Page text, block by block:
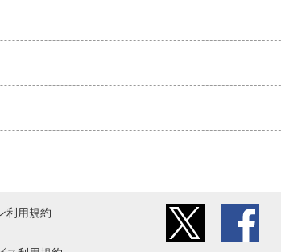
利用規約